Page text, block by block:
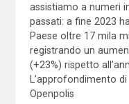
assistiamo a numeri
passati: a fine 2023
Paese oltre 17 mila
registrando un
(+23%) rispetto
L’approfondimento di
Openpolis